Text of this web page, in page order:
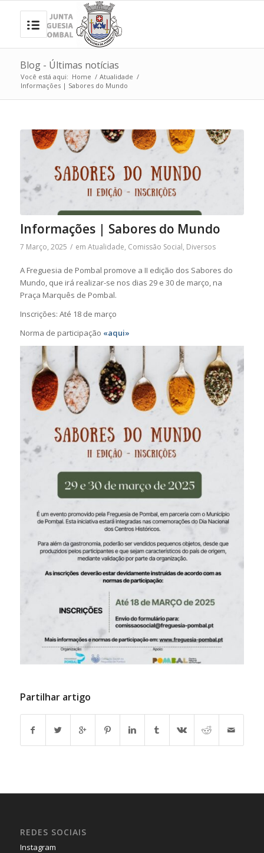
Blog - Últimas notícias
Você está aqui: Home / Atualidade /
Informações | Sabores do Mundo
Informações | Sabores do Mundo
7 Março, 2025 / em Atualidade, Comissão Social, Diversos
A Freguesia de Pombal promove a II edição dos Sabores do
Mundo, que irá realizar-se nos dias 29 e 30 de março, na
Praça Marquês de Pombal.
Inscrições: Até 18 de março
Norma de participação «aqui»
Partilhar artigo
REDES SOCIAIS
Instagram